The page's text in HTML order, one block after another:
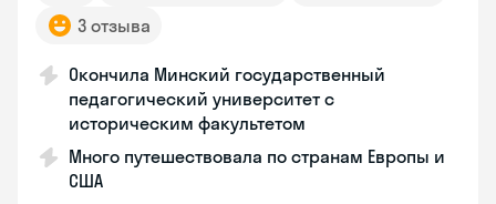
3 отзыва
Окончила Минский государственный
педагогический университет с
историческим факультетом
Много путешествовала по странам Европы и
США